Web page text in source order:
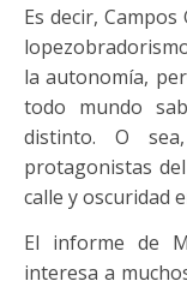
Es decir,
la autonomía,
todo mundo
distinto. O
protagonistas
calle y oscuridad
El informe de
interesa a